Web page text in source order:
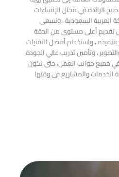
الرائدة في مجال الإنشاءات
العربية السعودية ، ونسعى
تقديم أعلى مستوى من الدقة
، واستخدام أفضل التقنيات
، وتأمين تدريب عالي الجودة
في جميع جوانب العمل، حتى نكون
الخدمات والمشاريع في وقتها